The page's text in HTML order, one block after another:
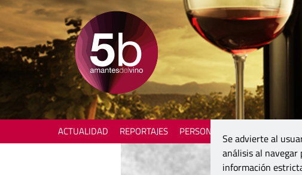
ACTUALIDAD REPORTAJES PERSONAJES
Se advierte al
análisis al
información